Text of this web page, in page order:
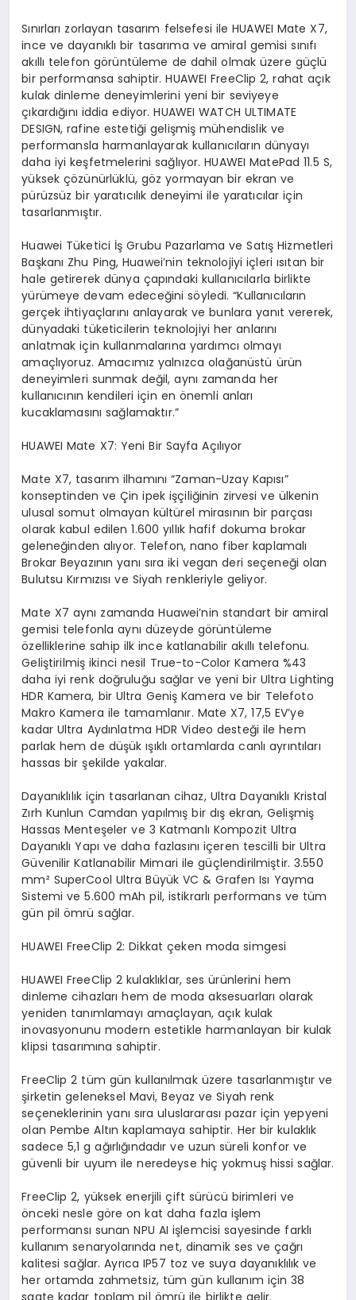
Sınırları zorlayan tasarım felsefesi ile HUAWEI Mate X7,
ince ve dayanıklı bir tasarıma ve amiral gemisi sınıfı
akıllı telefon görüntüleme de dahil olmak üzere güçlü
bir performansa sahiptir. HUAWEI FreeClip 2, rahat açık
kulak dinleme deneyimlerini yeni bir seviyeye
çıkardığını iddia ediyor. HUAWEI WATCH ULTIMATE
DESIGN, rafine estetiği gelişmiş mühendislik ve
performansla harmanlayarak kullanıcıların dünyayı
daha iyi keşfetmelerini sağlıyor. HUAWEI MatePad 11.5 S,
yüksek çözünürlüklü, göz yormayan bir ekran ve
pürüzsüz bir yaratıcılık deneyimi ile yaratıcılar için
tasarlanmıştır.
Huawei Tüketici İş Grubu Pazarlama ve Satış Hizmetleri
Başkanı Zhu Ping, Huawei’nin teknolojiyi içleri ısıtan bir
hale getirerek dünya çapındaki kullanıcılarla birlikte
yürümeye devam edeceğini söyledi. “Kullanıcıların
gerçek ihtiyaçlarını anlayarak ve bunlara yanıt vererek,
dünyadaki tüketicilerin teknolojiyi her anlarını
anlatmak için kullanmalarına yardımcı olmayı
amaçlıyoruz. Amacımız yalnızca olağanüstü ürün
deneyimleri sunmak değil, aynı zamanda her
kullanıcının kendileri için en önemli anları
kucaklamasını sağlamaktır.”
HUAWEIMate X7: Yeni Bir Sayfa Açılıyor
Mate X7, tasarım ilhamını “Zaman-Uzay Kapısı”
konseptinden ve Çin ipek işçiliğinin zirvesi ve ülkenin
ulusal somut olmayan kültürel mirasının bir parçası
olarak kabul edilen 1.600 yıllık hafif dokuma brokar
geleneğinden alıyor. Telefon, nano fiber kaplamalı
Brokar Beyazının yanı sıra iki vegan deri seçeneği olan
Bulutsu Kırmızısı ve Siyah renkleriyle geliyor.
Mate X7 aynı zamanda Huawei’nin standart bir amiral
gemisi telefonla aynı düzeyde görüntüleme
özelliklerine sahip ilk ince katlanabilir akıllı telefonu.
Geliştirilmiş ikinci nesil True-to-Color Kamera %43
daha iyi renk doğruluğu sağlar ve yeni bir Ultra Lighting
HDR Kamera, bir Ultra Geniş Kamera ve bir Telefoto
Makro Kamera ile tamamlanır. Mate X7, 17,5 EV’ye
kadar Ultra Aydınlatma HDR Video desteği ile hem
parlak hem de düşük ışıklı ortamlarda canlı ayrıntıları
hassas bir şekilde yakalar.
Dayanıklılık için tasarlanan cihaz, Ultra Dayanıklı Kristal
Zırh Kunlun Camdan yapılmış bir dış ekran, Gelişmiş
Hassas Menteşeler ve 3 Katmanlı Kompozit Ultra
Dayanıklı Yapı ve daha fazlasını içeren tescilli bir Ultra
Güvenilir Katlanabilir Mimari ile güçlendirilmiştir. 3.550
mm² SuperCool Ultra Büyük VC & Grafen Isı Yayma
Sistemi ve 5.600 mAh pil, istikrarlı performans ve tüm
gün pil ömrü sağlar.
HUAWEIFreeClip 2: Dikkat çeken moda simgesi
HUAWEI FreeClip 2 kulaklıklar, ses ürünlerini hem
dinleme cihazları hem de moda aksesuarları olarak
yeniden tanımlamayı amaçlayan, açık kulak
inovasyonunu modern estetikle harmanlayan bir kulak
klipsi tasarımına sahiptir.
FreeClip 2 tüm gün kullanılmak üzere tasarlanmıştır ve
şirketin geleneksel Mavi, Beyaz ve Siyah renk
seçeneklerinin yanı sıra uluslararası pazar için yepyeni
olan Pembe Altın kaplamaya sahiptir. Her bir kulaklık
sadece 5,1 g ağırlığındadır ve uzun süreli konfor ve
güvenli bir uyum ile neredeyse hiç yokmuş hissi sağlar.
FreeClip 2, yüksek enerjili çift sürücü birimleri ve
önceki nesle göre on kat daha fazla işlem
performansı sunan NPU AI işlemcisi sayesinde farklı
kullanım senaryolarında net, dinamik ses ve çağrı
kalitesi sağlar. Ayrıca IP57 toz ve suya dayanıklılık ve
her ortamda zahmetsiz, tüm gün kullanım için 38
saate kadar toplam pil ömrü ile birlikte gelir.